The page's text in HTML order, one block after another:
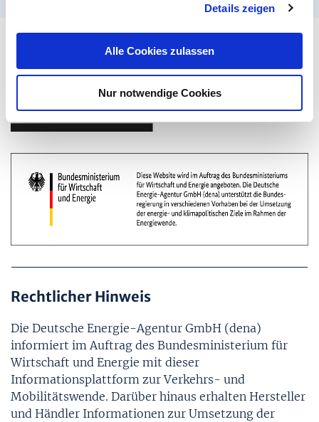
Details zeigen
Alle Cookies zulassen
Nur notwendige Cookies
Rechtlicher Hinweis
Die Deutsche Energie-Agentur GmbH (dena)
informiert im Auftrag des Bundesministerium für
Wirtschaft und Energie mit dieser
Informationsplattform zur Verkehrs- und
Mobilitätswende. Darüber hinaus erhalten Hersteller
und Händler Informationen zur Umsetzung der